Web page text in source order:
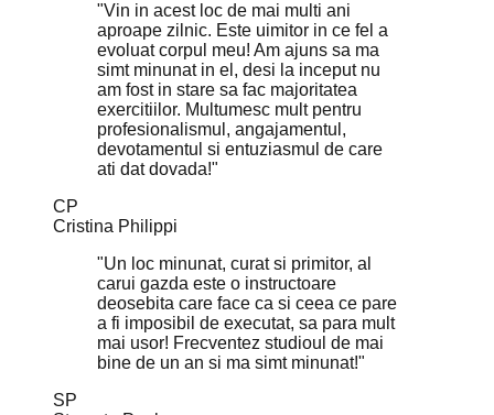
"Vin in acest loc de mai multi ani
aproape zilnic. Este uimitor in ce fel a
evoluat corpul meu! Am ajuns sa ma
simt minunat in el, desi la inceput nu
am fost in stare sa fac majoritatea
exercitiilor. Multumesc mult pentru
profesionalismul, angajamentul,
devotamentul si entuziasmul de care
ati dat dovada!"
CP
Cristina Philippi
"Un loc minunat, curat si primitor, al
carui gazda este o instructoare
deosebita care face ca si ceea ce pare
a fi imposibil de executat, sa para mult
mai usor! Frecventez studioul de mai
bine de un an si ma simt minunat!"
SP